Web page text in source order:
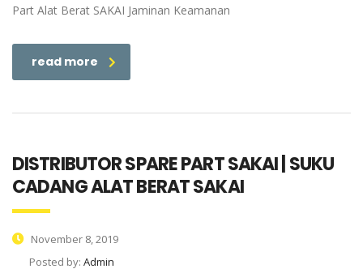
Part Alat Berat SAKAI Jaminan Keamanan
read more
DISTRIBUTOR SPARE PART SAKAI | SUKU
CADANG ALAT BERAT SAKAI
November 8, 2019
Posted by: Admin